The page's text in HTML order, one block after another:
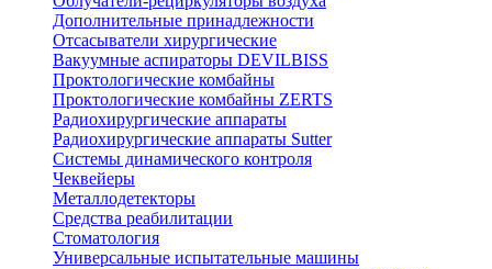
Дополнительные принадлежности
Отсасыватели хирургические
Вакуумные аспираторы DEVILBISS
Проктологические комбайны
Проктологические комбайны ZERTS
Радиохирургические аппараты
Радиохирургические аппараты Sutter
Системы динамического контроля
Чеквейеры
Металлодетекторы
Средства реабилитации
Стоматология
Универсальные испытательные машины